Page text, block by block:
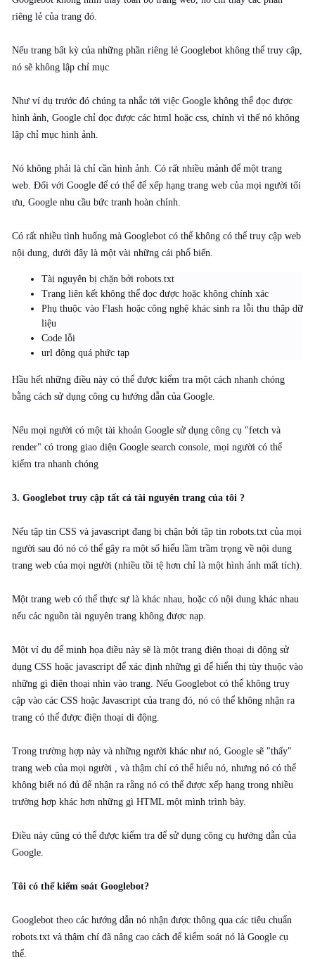
riêng lẻ của trang đó.
Nếu trang bất kỳ của những phần riêng lẻ Googlebot không thể truy cập,
nó sẽ không lập chỉ mục
Như ví dụ trước đó chúng ta nhắc tới việc Google không thể đọc được
hình ảnh, Google chỉ đọc được các html hoặc css, chính vì thế nó không
lập chỉ mục hình ảnh.
Nó không phải là chỉ cần hình ảnh. Có rất nhiều mảnh để một trang
web. Đối với Google để có thể để xếp hạng trang web của mọi người tối
ưu, Google nhu cầu bức tranh hoàn chỉnh.
Có rất nhiều tình huống mà Googlebot có thể không có thể truy cập web
nội dung, dưới đây là một vài những cái phổ biến.
Tài nguyên bị chặn bởi robots.txt
Trang liên kết không thể đọc được hoặc không chính xác
Phụ thuộc vào Flash hoặc công nghệ khác sinh ra lỗi thu thập dữ
liệu
Code lỗi
url động quá phức tạp
Hầu hết những điều này có thể được kiểm tra một cách nhanh chóng
bằng cách sử dụng công cụ hướng dẫn của Google.
Nếu mọi người có một tài khoản Google sử dụng công cụ "fetch và
render" có trong giao diện Google search console, mọi người có thể
kiểm tra nhanh chóng
3. Googlebot truy cập tất cả tài nguyên trang của tôi ?
Nếu tập tin CSS và javascript đang bị chặn bởi tập tin robots.txt của mọi
người sau đó nó có thể gây ra một số hiểu lầm trầm trọng về nội dung
trang web của mọi người (nhiều tồi tệ hơn chỉ là một hình ảnh mất tích).
Một trang web có thể thực sự là khác nhau, hoặc có nội dung khác nhau
nếu các nguồn tài nguyên trang không được nạp.
Một ví dụ để minh họa điều này sẽ là một trang điện thoại di động sử
dụng CSS hoặc javascript để xác định những gì để hiển thị tùy thuộc vào
những gì điện thoại nhìn vào trang. Nếu Googlebot có thể không truy
cập vào các CSS hoặc Javascript của trang đó, nó có thể không nhận ra
trang có thể được điện thoại di động.
Trong trường hợp này và những người khác như nó, Google sẽ "thấy"
trang web của mọi người , và thậm chí có thể hiểu nó, nhưng nó có thể
không biết nó đủ để nhận ra rằng nó có thể được xếp hạng trong nhiều
trường hợp khác hơn những gì HTML một mình trình bày.
Điều này cũng có thể được kiểm tra để sử dụng công cụ hướng dẫn của
Google.
Tôi có thể kiểm soát Googlebot?
Googlebot theo các hướng dẫn nó nhận được thông qua các tiêu chuẩn
robots.txt và thậm chí đã nâng cao cách để kiểm soát nó là Google cụ
thể.